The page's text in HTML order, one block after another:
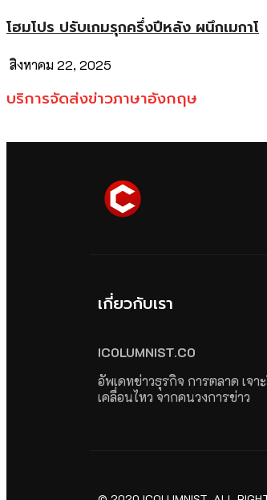
โฮมโปร ปรับเกมรุกครึ่งปีหลัง ผนึกเมกาโ
สิงหาคม 22, 2025
บริการจัดส่งข่าวภาษาอังกฤษ
เกี่ยวกับเรา
ICOLUMNIST.CO
อัพเดทข่าวธุรกิจ การตลาด เจา
เคลื่อนไหว จากคนวงการข่าว